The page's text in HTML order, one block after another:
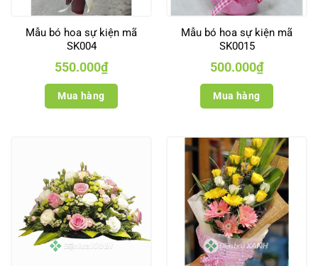
Mẫu bó hoa sự kiện mã
SK004
550.000₫
Mua hàng
Mẫu bó hoa sự kiện mã
SK0015
500.000₫
Mua hàng